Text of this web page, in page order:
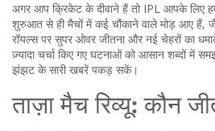
अगर आप क्रिकेट के दीवाने हैं तो IPL आपके लिए
शुरुआत से ही मैचों में कई चौंकाने वाले मोड़ आए हैं,
रॉयल्स पर सुपर ओवर जीतना और नई चेहरों का
ज़्यादा चर्चा किए गए घटनाओं को आसान शब्दों में
झंझट के सारी खबरें पकड़ सकें।
ताज़ा मैच रिव्यू: कौन